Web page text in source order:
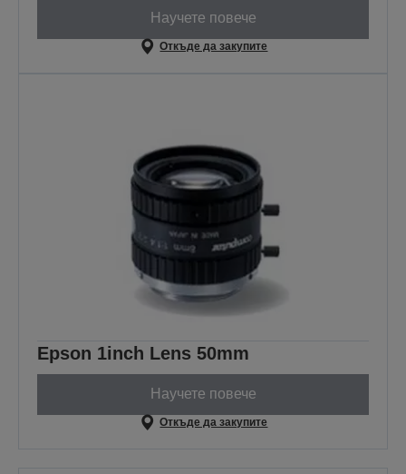
Научете повече
Откъде да закупите
Epson 1inch Lens 50mm
Научете повече
Откъде да закупите